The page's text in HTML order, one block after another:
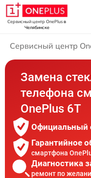
Сервисный центр OnePlusв
Челябинске
Сервисный центр
Замена
телефона
OnePlus 6T
Официальный
Гарантийное
смартфона
Диагностика
ремонт по